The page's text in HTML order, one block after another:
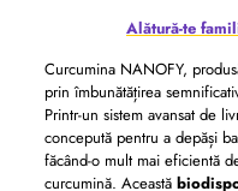
Alătură-te
Curcumina NANOFY,
prin îmbunătățirea
Printr-un sistem avansat de
concepută pentru a depăși
făcând-o mult mai eficientă
curcumină. Această